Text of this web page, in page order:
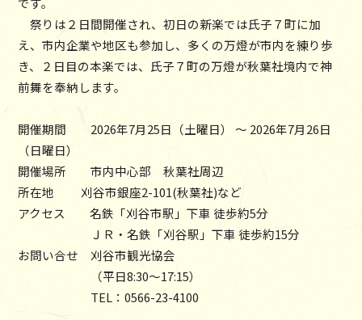
祭りは２日間開催され、初日の新楽では氏子７町に加
え、市内企業や地区も参加し、多くの万燈が市内を練り歩
き、２日目の本楽では、氏子７町の万燈が秋葉社境内で神
前舞を奉納します。
開催期間 2026年7月25日（土曜日） ～ 2026年7月26日
（日曜日）
開催場所 市内中心部 秋葉社周辺
所在地 刈谷市銀座2-101(秋葉社)など
アクセス 名鉄「刈谷市駅」下車 徒歩約5分
ＪＲ・名鉄「刈谷駅」下車 徒歩約15分
お問い合せ 刈谷市観光協会
（平日8:30～17:15）
TEL：0566-23-4100